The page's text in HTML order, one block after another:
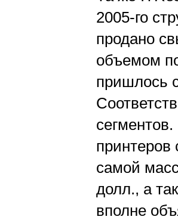
2005-го
продано
объемом
пришлось
принтеров
самой
долл., а
вполне